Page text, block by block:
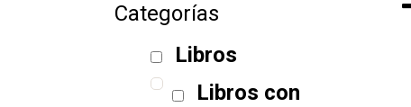
Categorías
Libros
Libros con